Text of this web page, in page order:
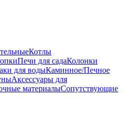
Котлы
Печи для садаКолонки
для водыКаминное/Печное
Аксессуары для
материалыСопутствующие